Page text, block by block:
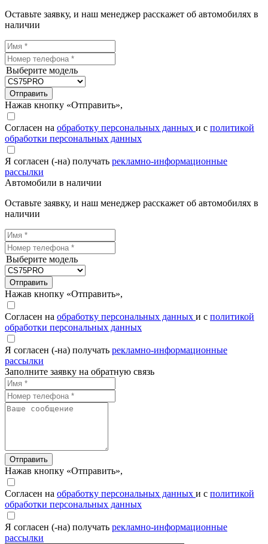
Оставьте заявку, и наш менеджер расскажет об автомобилях в
наличии
Выберите модель
Отправить
Нажав кнопку «Отправить»,
Согласен на обработку персональных данных и с политикой
обработки персональных данных
Я согласен (-на) получать рекламно-информационные
рассылки
Автомобили в наличии
Оставьте заявку, и наш менеджер расскажет об автомобилях в
наличии
Выберите модель
Отправить
Нажав кнопку «Отправить»,
Согласен на обработку персональных данных и с политикой
обработки персональных данных
Я согласен (-на) получать рекламно-информационные
рассылки
Заполните заявку на обратную связь
Отправить
Нажав кнопку «Отправить»,
Согласен на обработку персональных данных и с политикой
обработки персональных данных
Я согласен (-на) получать рекламно-информационные
рассылки